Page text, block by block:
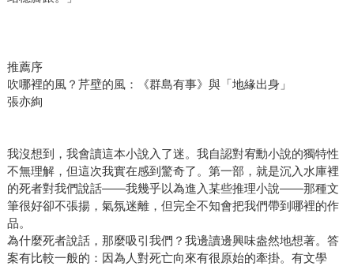
推薦序
吹哪裡的風？芹壁的風：《群島有事》與「地緣出身」
張亦絢
我沒想到，我會讀這本小說入了迷。我自認對宥勳小說的獨特性
不無理解，但這次我實在感到驚奇了。第一部，就是沉入水庫裡
的死者對我們說話——我幾乎以為進入某些推理小說——那種文
筆很好卻不張揚，氣氛迷離，但完全不知會把我們帶到哪裡的作
品。
為什麼死者說話，那麼吸引我們？我邊讀邊興味盎然地想著。答
案有比較一般的：因為人對死亡向來有很原始的牽掛。有文學